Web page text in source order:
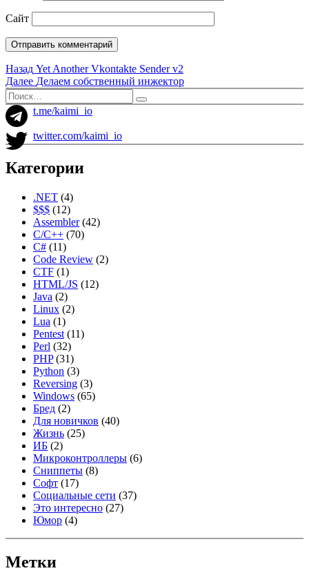
Сайт
Навигация
по
записям
Назад Предыдущая
запись:
Yet Another Vkontakte Sender v2
Далее Следующая
запись:
Делаем собственный инжектор
Искать:
Поиск
t.me/kaimi_io
twitter.com/kaimi_io
Категории
.NET (4)
$$$ (12)
Assembler(42)
C/C++ (70)
C# (11)
Code Review (2)
CTF (1)
HTML/JS (12)
Java (2)
Linux (2)
Lua (1)
Pentest (11)
Perl (32)
PHP(31)
Python (3)
Reversing (3)
Windows (65)
Бред (2)
Для новичков (40)
Жизнь (25)
ИБ (2)
Микроконтроллеры (6)
Сниппеты (8)
Софт (17)
Социальные сети (37)
Это интересно (27)
Юмор (4)
Метки